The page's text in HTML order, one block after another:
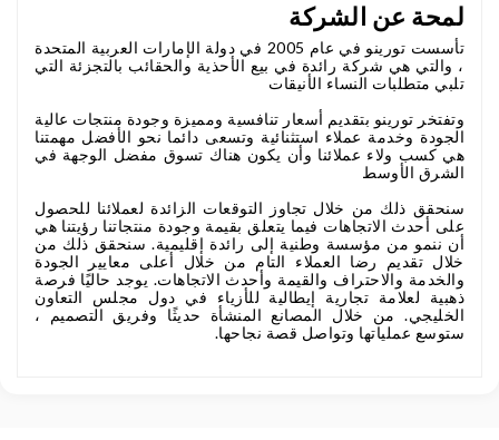
لمحة عن الشركة
تأسست تورينو في عام 2005 في دولة الإمارات العربية المتحدة
، والتي هي شركة رائدة في بيع الأحذية والحقائب بالتجزئة التي
تلبي متطلبات النساء الأنيقات
وتفتخر تورينو بتقديم أسعار تنافسية ومميزة وجودة منتجات عالية
الجودة وخدمة عملاء استثنائية وتسعى دائما نحو الأفضل مهمتنا
هي كسب ولاء عملائنا وأن يكون هناك تسوق مفضل الوجهة في
الشرق الأوسط
سنحقق ذلك من خلال تجاوز التوقعات الزائدة لعملائنا للحصول
على أحدث الاتجاهات فيما يتعلق بقيمة وجودة منتجاتنا رؤيتنا هي
أن ننمو من مؤسسة وطنية إلى رائدة إقليمية. سنحقق ذلك من
خلال تقديم رضا العملاء التام من خلال أعلى معايير الجودة
والخدمة والاحتراف والقيمة وأحدث الاتجاهات. يوجد حاليًا فرصة
ذهبية لعلامة تجارية إيطالية للأزياء في دول مجلس التعاون
الخليجي. من خلال المصانع المنشأة حديثًا وفريق التصميم ،
ستوسع عملياتها وتواصل قصة نجاحها.